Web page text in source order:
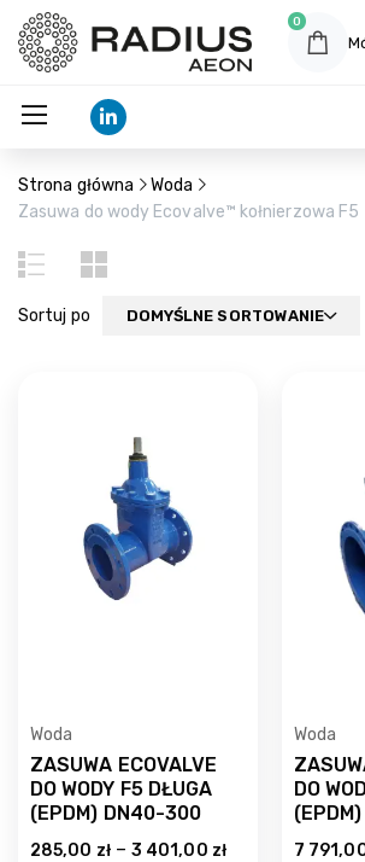
0
Strona główna
Woda
Zasuwa do wody Ecovalve™ kołnierzowa F5
Sortuj po DOMYŚLNE SORTOWANIE
Woda
ZASUWA ECOVALVE
DO WODY F5 DŁUGA
(EPDM) DN40-300
285,00 zł – 3 401,00 zł
Woda
DO
7